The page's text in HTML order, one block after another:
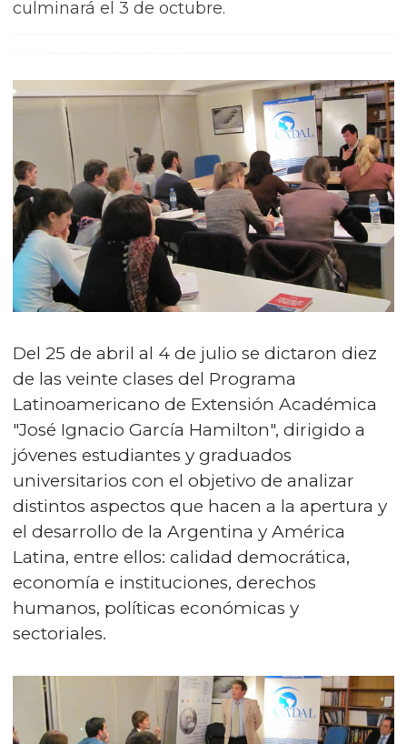
culminará el 3 de octubre.
Del 25 de abril al 4 de julio se dictaron diez
de las veinte clases del Programa
Latinoamericano de Extensión Académica
"José Ignacio García Hamilton", dirigido a
jóvenes estudiantes y graduados
universitarios con el objetivo de analizar
distintos aspectos que hacen a la apertura y
el desarrollo de la Argentina y América
Latina, entre ellos: calidad democrática,
economía e instituciones, derechos
humanos, políticas económicas y
sectoriales.